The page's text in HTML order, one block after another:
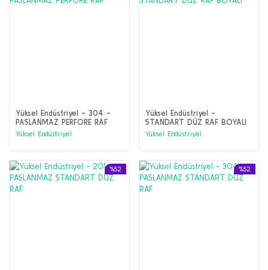
Yüksel Endüstriyel - 304 -
PASLANMAZ PERFORE RAF
Yüksel Endüstriyel
Yüksel Endüstriyel -
STANDART DÜZ RAF BOYALI
Yüksel Endüstriyel
%52 %52